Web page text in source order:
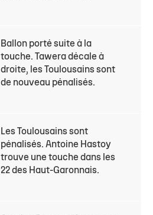
Ballon porté suite à la
touche. Tawera décale à
droite, les Toulousains sont
de nouveau pénalisés.
Les Toulousains sont
pénalisés. Antoine Hastoy
trouve une touche dans les
22 des Haut-Garonnais.